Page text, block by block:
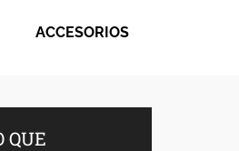
ACCESORIOS
QUE